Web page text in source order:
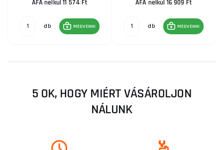
ÁFA nélkül 11 574 Ft
db MEGVENNI
ÁFA nélkül 16 909 Ft
db MEGVENNI
5 OK, HOGY MIÉRT VÁSÁROLJON
NÁLUNK